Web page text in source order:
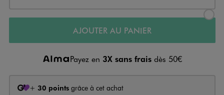
AJOUTER AU PANIER
Payez en 3X sans frais dès 50€
+ 30 points grâce à cet achat